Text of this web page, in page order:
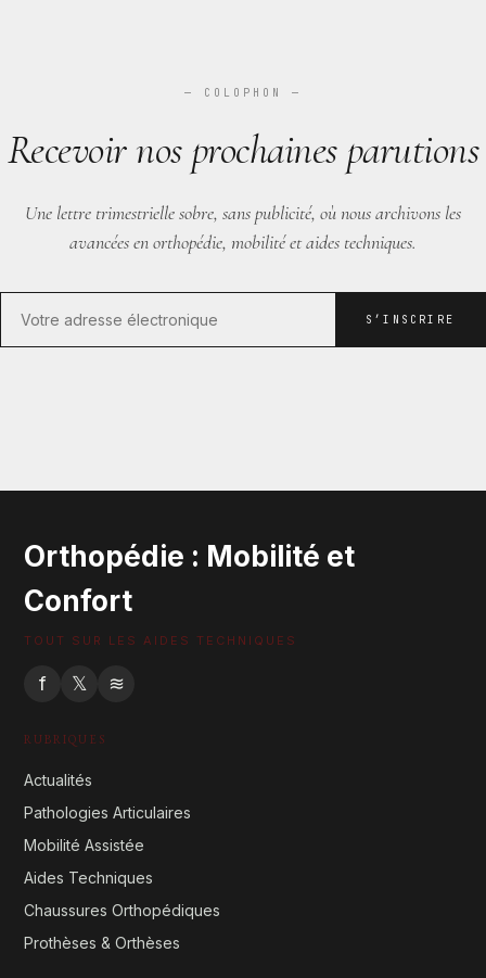
— COLOPHON —
Recevoir nos prochaines parutions
Une lettre trimestrielle sobre, sans publicité, où nous archivons les
avancées en orthopédie, mobilité et aides techniques.
S’INSCRIRE
Orthopédie : Mobilité et
Confort
TOUT SUR LES AIDES TECHNIQUES
f 𝕏 ≋
RUBRIQUES
Actualités
Pathologies Articulaires
Mobilité Assistée
Aides Techniques
Chaussures Orthopédiques
Prothèses & Orthèses